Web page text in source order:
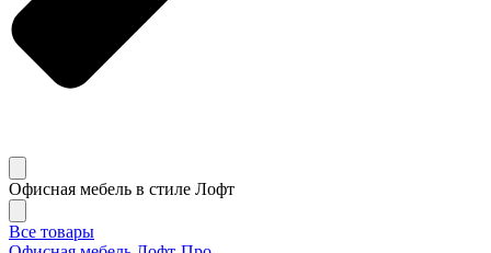
Офисная мебель в стиле Лофт
Все товары